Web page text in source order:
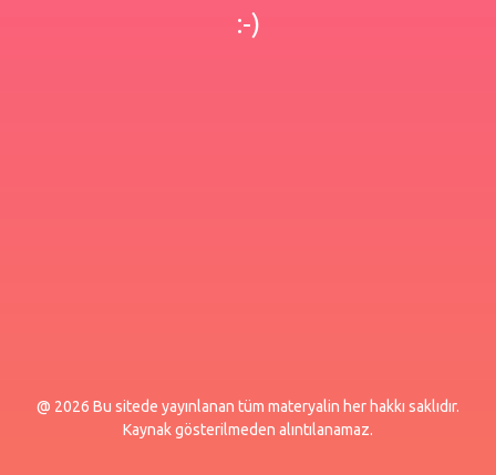
:-)
@ 2026 Bu sitede yayınlanan tüm materyalin her hakkı saklıdır.
Kaynak gösterilmeden alıntılanamaz.